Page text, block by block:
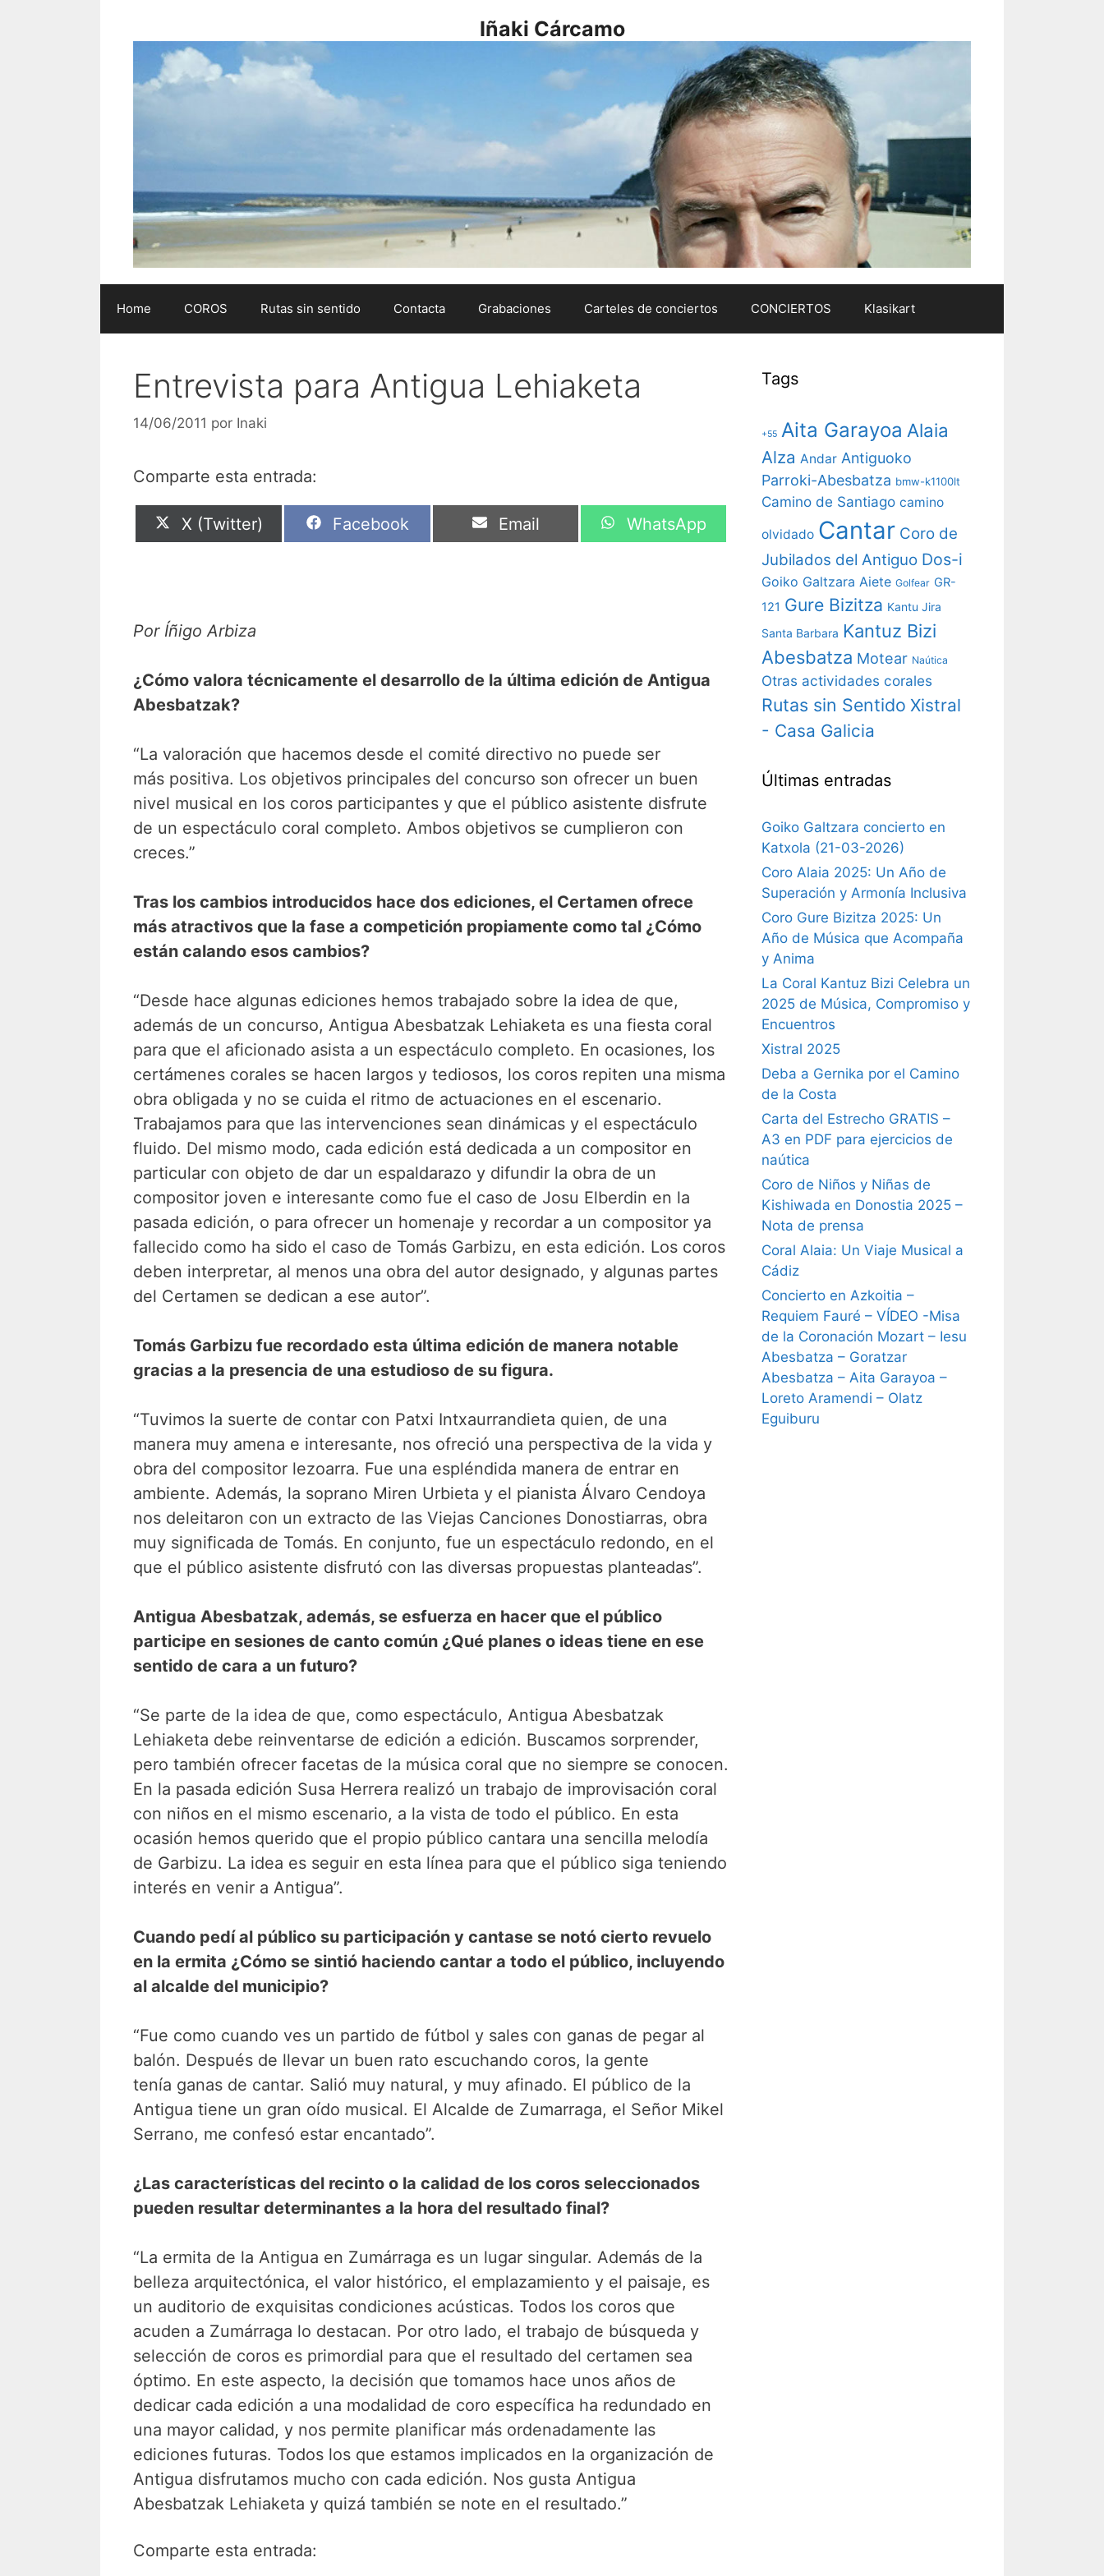
Iñaki Cárcamo
Home COROS Rutas sin sentido Contacta Grabaciones Carteles de conciertos CONCIERTOS Klasikart
Entrevista para Antigua Lehiaketa
14/06/2011 por Inaki
Comparte esta entrada:
Compartir
en
X (Twitter)
Compartir
en
Facebook
Compartir
en
Email
Compartir
en
WhatsApp
Por Íñigo Arbiza
¿Cómo valora técnicamente el desarrollo de la última edición de Antigua
Abesbatzak?
“La valoración que hacemos desde el comité directivo no puede ser
más positiva. Los objetivos principales del concurso son ofrecer un buen
nivel musical en los coros participantes y que el público asistente disfrute
de un espectáculo coral completo. Ambos objetivos se cumplieron con
creces.”
Tras los cambios introducidos hace dos ediciones, el Certamen ofrece
más atractivos que la fase a competición propiamente como tal ¿Cómo
están calando esos cambios?
“Desde hace algunas ediciones hemos trabajado sobre la idea de que,
además de un concurso, Antigua Abesbatzak Lehiaketa es una fiesta coral
para que el aficionado asista a un espectáculo completo. En ocasiones, los
certámenes corales se hacen largos y tediosos, los coros repiten una misma
obra obligada y no se cuida el ritmo de actuaciones en el escenario.
Trabajamos para que las intervenciones sean dinámicas y el espectáculo
fluido. Del mismo modo, cada edición está dedicada a un compositor en
particular con objeto de dar un espaldarazo y difundir la obra de un
compositor joven e interesante como fue el caso de Josu Elberdin en la
pasada edición, o para ofrecer un homenaje y recordar a un compositor ya
fallecido como ha sido el caso de Tomás Garbizu, en esta edición. Los coros
deben interpretar, al menos una obra del autor designado, y algunas partes
del Certamen se dedican a ese autor”.
Tomás Garbizu fue recordado esta última edición de manera notable
gracias a la presencia de una estudioso de su figura.
“Tuvimos la suerte de contar con Patxi Intxaurrandieta quien, de una
manera muy amena e interesante, nos ofreció una perspectiva de la vida y
obra del compositor lezoarra. Fue una espléndida manera de entrar en
ambiente. Además, la soprano Miren Urbieta y el pianista Álvaro Cendoya
nos deleitaron con un extracto de las Viejas Canciones Donostiarras, obra
muy significada de Tomás. En conjunto, fue un espectáculo redondo, en el
que el público asistente disfrutó con las diversas propuestas planteadas”.
Antigua Abesbatzak, además, se esfuerza en hacer que el público
participe en sesiones de canto común ¿Qué planes o ideas tiene en ese
sentido de cara a un futuro?
“Se parte de la idea de que, como espectáculo, Antigua Abesbatzak
Lehiaketa debe reinventarse de edición a edición. Buscamos sorprender,
pero también ofrecer facetas de la música coral que no siempre se conocen.
En la pasada edición Susa Herrera realizó un trabajo de improvisación coral
con niños en el mismo escenario, a la vista de todo el público. En esta
ocasión hemos querido que el propio público cantara una sencilla melodía
de Garbizu. La idea es seguir en esta línea para que el público siga teniendo
interés en venir a Antigua”.
Cuando pedí al público su participación y cantase se notó cierto revuelo
en la ermita ¿Cómo se sintió haciendo cantar a todo el público, incluyendo
al alcalde del municipio?
“Fue como cuando ves un partido de fútbol y sales con ganas de pegar al
balón. Después de llevar un buen rato escuchando coros, la gente
tenía ganas de cantar. Salió muy natural, y muy afinado. El público de la
Antigua tiene un gran oído musical. El Alcalde de Zumarraga, el Señor Mikel
Serrano, me confesó estar encantado”.
¿Las características del recinto o la calidad de los coros seleccionados
pueden resultar determinantes a la hora del resultado final?
“La ermita de la Antigua en Zumárraga es un lugar singular. Además de la
belleza arquitectónica, el valor histórico, el emplazamiento y el paisaje, es
un auditorio de exquisitas condiciones acústicas. Todos los coros que
acuden a Zumárraga lo destacan. Por otro lado, el trabajo de búsqueda y
selección de coros es primordial para que el resultado del certamen sea
óptimo. En este aspecto, la decisión que tomamos hace unos años de
dedicar cada edición a una modalidad de coro específica ha redundado en
una mayor calidad, y nos permite planificar más ordenadamente las
ediciones futuras. Todos los que estamos implicados en la organización de
Antigua disfrutamos mucho con cada edición. Nos gusta Antigua
Abesbatzak Lehiaketa y quizá también se note en el resultado.”
Comparte esta entrada:
Tags
+55 Aita Garayoa Alaia
Alza Andar Antiguoko
Parroki-Abesbatza bmw-k1100lt
Camino de Santiago camino
olvidado Cantar Coro de
Jubilados del Antiguo Dos-i
Goiko Galtzara Aiete Golfear GR-
121 Gure Bizitza Kantu Jira
Santa Barbara Kantuz Bizi
Abesbatza Motear Naútica
Otras actividades corales
Rutas sin Sentido Xistral
- Casa Galicia
Últimas entradas
Goiko Galtzara concierto en
Katxola (21-03-2026)
Coro Alaia 2025: Un Año de
Superación y Armonía Inclusiva
Coro Gure Bizitza 2025: Un
Año de Música que Acompaña
y Anima
La Coral Kantuz Bizi Celebra un
2025 de Música, Compromiso y
Encuentros
Xistral 2025
Deba a Gernika por el Camino
de la Costa
Carta del Estrecho GRATIS –
A3 en PDF para ejercicios de
naútica
Coro de Niños y Niñas de
Kishiwada en Donostia 2025 –
Nota de prensa
Coral Alaia: Un Viaje Musical a
Cádiz
Concierto en Azkoitia –
Requiem Fauré – VÍDEO -Misa
de la Coronación Mozart – Iesu
Abesbatza – Goratzar
Abesbatza – Aita Garayoa –
Loreto Aramendi – Olatz
Eguiburu